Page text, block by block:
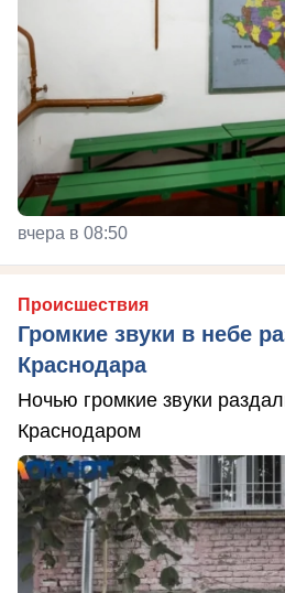
вчера в 08:50
Происшествия
Громкие звуки в небе
Краснодара
Ночью громкие звуки
Краснодаром